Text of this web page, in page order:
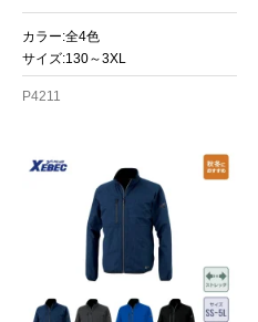
カラー:全4色
サイズ:130～3XL
P4211